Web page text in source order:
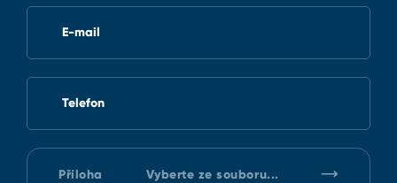
E-mail
Telefon
Příloha Vyberte ze souboru...